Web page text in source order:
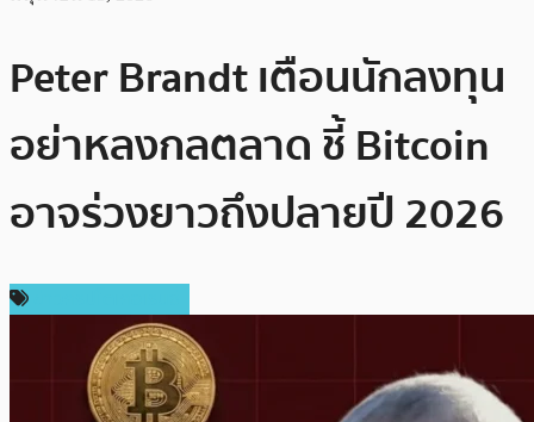
Peter Brandt เตือนนักลงทุน
อย่าหลงกลตลาด ชี้ Bitcoin
อาจร่วงยาวถึงปลายปี 2026